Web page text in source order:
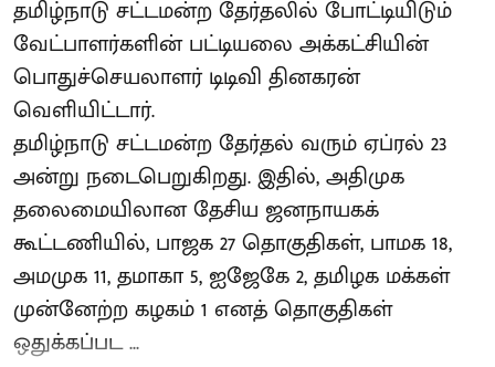
தமிழ்நாடு சட்டமன்ற தேர்தலில் போட்டியிடும்
வேட்பாளர்களின் பட்டியலை அக்கட்சியின்
பொதுச்செயலாளர் டிடிவி தினகரன்
வெளியிட்டார்.
தமிழ்நாடு சட்டமன்ற தேர்தல் வரும் ஏப்ரல் 23
அன்று நடைபெறுகிறது. இதில், அதிமுக
தலைமையிலான தேசிய ஜனநாயகக்
கூட்டணியில், பாஜக 27 தொகுதிகள், பாமக 18,
அமமுக 11, தமாகா 5, ஐஜேகே 2, தமிழக மக்கள்
முன்னேற்ற கழகம் 1 எனத் தொகுதிகள்
ஒதுக்கப்பட ...